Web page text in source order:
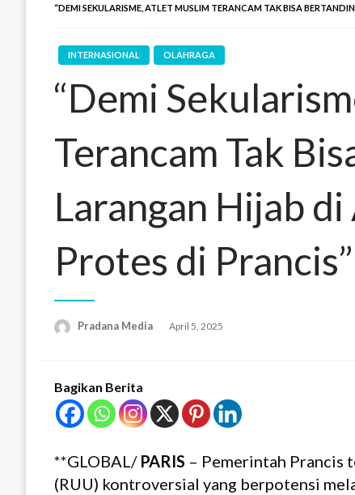
“DEMI SEKULARISME, ATLET MUSLIM TERANCAM TAK BISA
INTERNASIONAL OLAHRAGA
“Demi
Terancam Tak
Larangan Hijab
Protes di Prancis”
Pradana Media April 5, 2025
Bagikan Berita
**GLOBAL/ PARIS – Pemerintah Prancis
(RUU) kontroversial yang berpotensi